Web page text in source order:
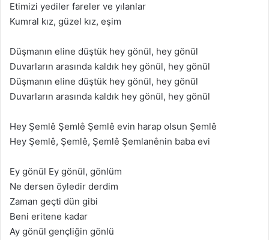
Etimizi yediler fareler ve yılanlar
Kumral kız, güzel kız, eşim
Düşmanın eline düştük hey gönül, hey gönül
Duvarların arasında kaldık hey gönül, hey gönül
Düşmanın eline düştük hey gönül, hey gönül
Duvarların arasında kaldık hey gönül, hey gönül
Hey Şemlê Şemlê Şemlê evin harap olsun Şemlê
Hey Şemlê, Şemlê, Şemlê Şemlanênin baba evi
Ey gönül Ey gönül, gönlüm
Ne dersen öyledir derdim
Zaman geçti dün gibi
Beni eritene kadar
Ay gönül gençliğin gönlü